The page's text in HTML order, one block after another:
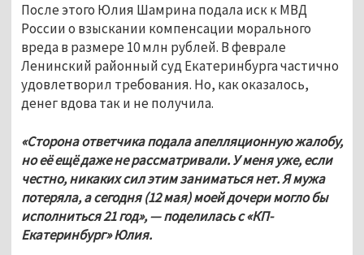
После этого Юлия Шамрина подала иск к МВД
России о взыскании компенсации морального
вреда в размере 10 млн рублей. В феврале
Ленинский районный суд Екатеринбурга частично
удовлетворил требования. Но, как оказалось,
денег вдова так и не получила.
«Сторона ответчика подала апелляционную жалобу,
но её ещё даже не рассматривали. У меня уже, если
честно, никаких сил этим заниматься нет. Я мужа
потеряла, а сегодня (12 мая) моей дочери могло бы
исполниться 21 год», — поделилась с «КП-
Екатеринбург» Юлия.